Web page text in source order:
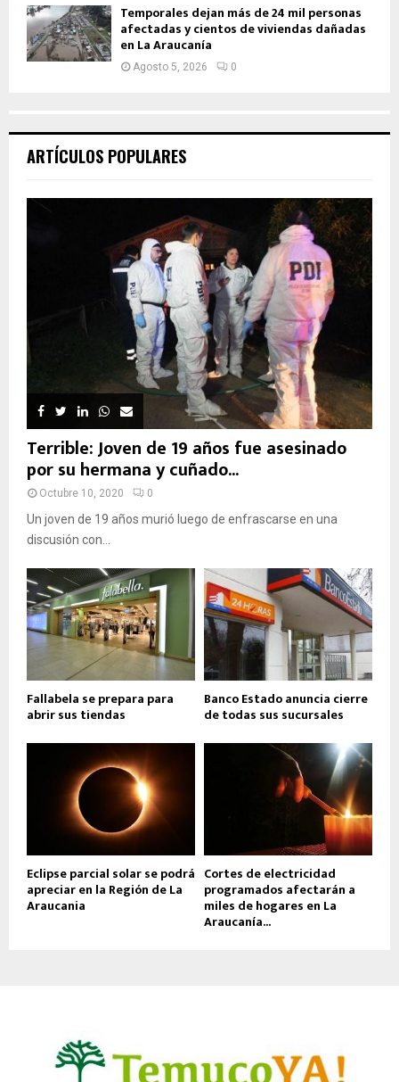
Temporales dejan más de 24 mil personas
afectadas y cientos de viviendas dañadas
en La Araucanía
Agosto 5, 2026 0
ARTÍCULOS POPULARES
Terrible: Joven de 19 años fue asesinado
por su hermana y cuñado...
Octubre 10, 2020 0
Un joven de 19 años murió luego de enfrascarse en una
discusión con...
Fallabela se prepara para
abrir sus tiendas
Banco Estado anuncia cierre
de todas sus sucursales
Eclipse parcial solar se podrá
apreciar en la Región de La
Araucania
Cortes de electricidad
programados afectarán a
miles de hogares en La
Araucanía...